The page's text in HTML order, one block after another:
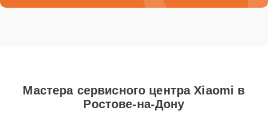
Мастера сервисного центра Xiaomi в
Ростове-на-Дону